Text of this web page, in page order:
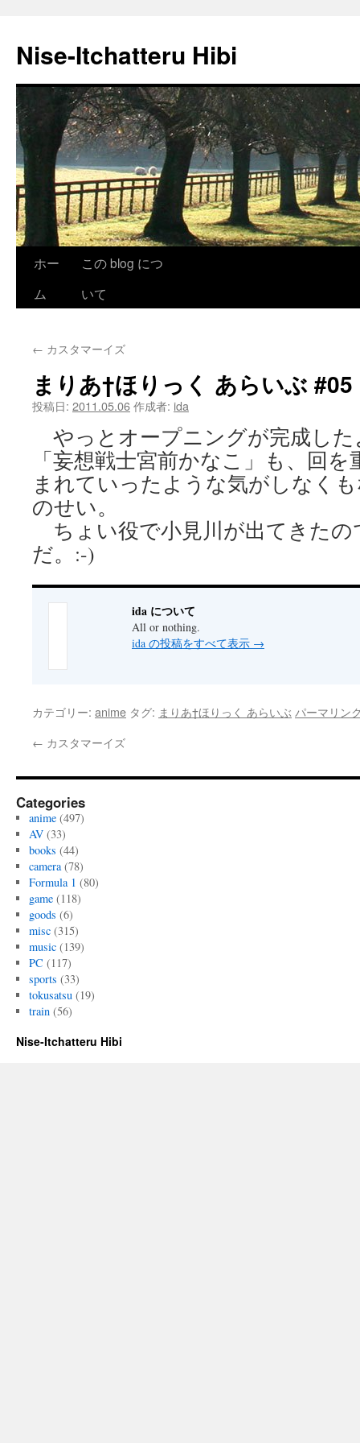
Nise-Itchatteru Hibi
ン
へ
ッ
ホー
ム
この blog につ
いて
← カスタマーイズ
まりあ†ほりっく あらいぶ #05
投稿日: 2011.05.06作成者: ida
やっとオープニングが完成し
「妄想戦士宮前かなこ」も、回
まれていったような気がしなく
のせい。
ちょい役で小見川が出てきたの
だ。:-)
ida について
All or nothing.
ida の投稿をすべて表示 →
カテゴリー: anime タグ: まりあ†ほりっく あらいぶ パーマリン
← カスタマーイズ
Categories
anime(497)
AV(33)
books (44)
camera(78)
Formula 1 (80)
game(118)
goods (6)
misc(315)
music(139)
PC (117)
sports (33)
tokusatsu(19)
train(56)
Nise-Itchatteru Hibi